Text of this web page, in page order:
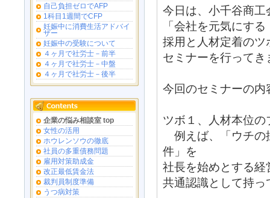
自己負担ゼロでAFP
1科目1週間でCFP
妊娠中に消費生活アドバイ
ザー
妊娠中の受験について
４ヶ月で社労士－前半
４ヶ月で社労士－中盤
４ヶ月で社労士－後半
企業の悩み相談室 top
女性の活用
ホウレンソウの徹底
社員の多重債務問題
雇用対策助成金
改正最低賃金法
裁判員制度準備
うつ病対策
今日は、小千谷商工
「会社を元気にする
採用と人材定着のツ
セミナーを行ってき
今回のセミナーの内
ツボ１、人材本位の
例えば、「ウチの
件」を
社長を始めとする
共通認識として持っ